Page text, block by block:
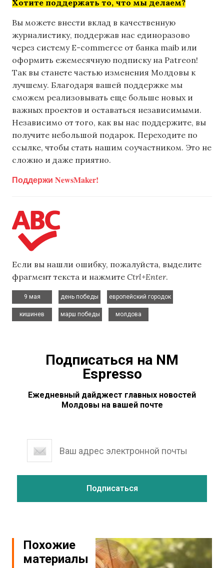
Хотите поддержать то, что мы делаем?
Вы можете внести вклад в качественную
журналистику, поддержав нас единоразово
через систему E-commerce от банка maib или
оформить ежемесячную подписку на Patreon!
Так вы станете частью изменения Молдовы к
лучшему. Благодаря вашей поддержке мы
сможем реализовывать еще больше новых и
важных проектов и оставаться независимыми.
Независимо от того, как вы нас поддержите, вы
получите небольшой подарок. Переходите по
ссылке, чтобы стать нашим соучастником. Это не
сложно и даже приятно.
Поддержи NewsMaker!
Если вы нашли ошибку, пожалуйста, выделите
фрагмент текста и нажмите Ctrl+Enter.
9 мая
день победы
европейский городок
кишинев
марш победы
молдова
Подписаться на NM
Espresso
Ежедневный дайджест главных новостей
Молдовы на вашей почте
Похожие
материалы